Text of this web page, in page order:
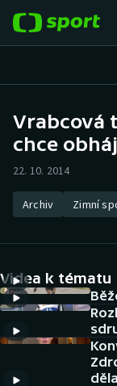
Hokej
Atletika
DALŠÍ SPORTY
Americký fotbal
Baseball a
NEPŘEHLÉDNĚTE
Vrabcová
chce
22. 10. 2014
Archiv Zimní
Videa k tématu